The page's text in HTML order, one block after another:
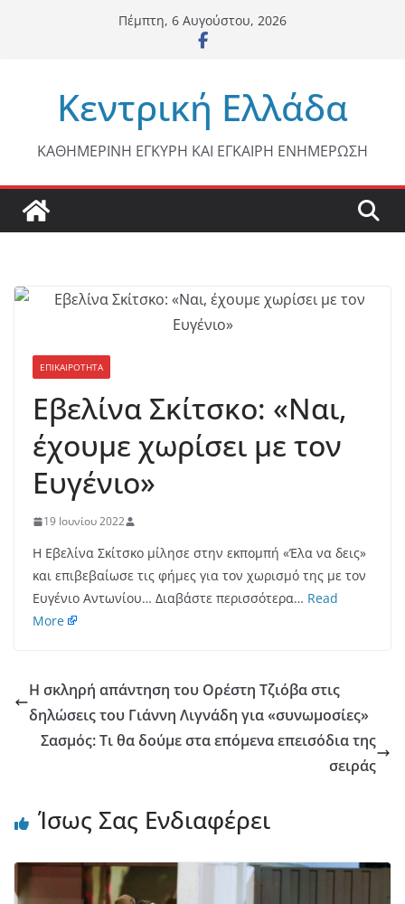
Πέμπτη, 6 Αυγούστου, 2026
Κεντρική Ελλάδα
ΚΑΘΗΜΕΡΙΝΗ ΕΓΚΥΡΗ ΚΑΙ ΕΓΚΑΙΡΗ ΕΝΗΜΕΡΩΣΗ
ΕΠΙΚΑΙΡΟΤΗΤΑ
Εβελίνα Σκίτσκο: «Ναι,
έχουμε χωρίσει με τον
Ευγένιο»
19 Ιουνίου 2022
Η Εβελίνα Σκίτσκο μίλησε στην εκπομπή «Έλα να δεις»
και επιβεβαίωσε τις φήμες για τον χωρισμό της με τον
Ευγένιο Αντωνίου… Διαβάστε περισσότερα… Read
More
Η σκληρή απάντηση του Ορέστη Τζιόβα στις
δηλώσεις του Γιάννη Λιγνάδη για «συνωμοσίες»
Σασμός: Τι θα δούμε στα επόμενα επεισόδια της
σειράς
Ίσως Σας Ενδιαφέρει